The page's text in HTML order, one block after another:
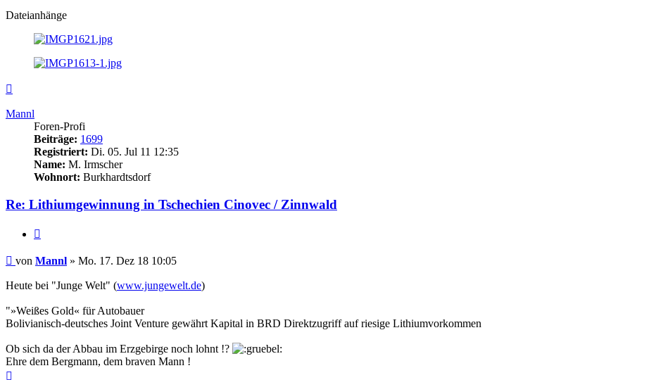
Dateianhänge
Mannl
Foren-Profi
Beiträge: 1699
Registriert: Di. 05. Jul 11 12:35
Name: M. Irmscher
Wohnort: Burkhardtsdorf
Re: Lithiumgewinnung in Tschechien Cinovec / Zinnwald
Beitrag
von Mannl » Mo. 17. Dez 18 10:05
Heute bei "Junge Welt" (www.jungewelt.de)
"»Weißes Gold« für Autobauer
Bolivianisch-deutsches Joint Venture gewährt Kapital in BRD Direktzugriff auf riesige Lithiumvorkommen
Ob sich da der Abbau im Erzgebirge noch lohnt !?
Ehre dem Bergmann, dem braven Mann !